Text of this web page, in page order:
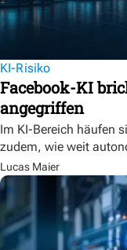
KI-Risiko
Facebook-KI
angegriffen
Im KI-Bereich häufen
zudem, wie weit
Lucas Maier